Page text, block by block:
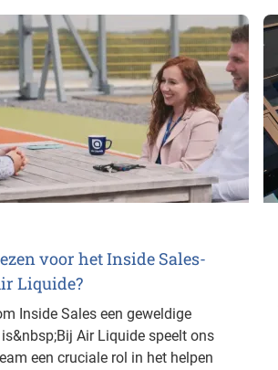
voor het Inside Sales-
Liquide?
Inside Sales een geweldige
Air Liquide speelt ons
een cruciale rol in het helpen